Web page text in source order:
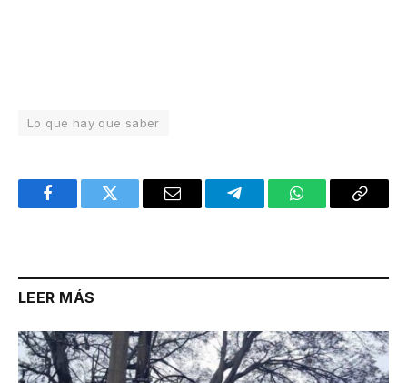
Lo que hay que saber
FacebookTwitter Email TelegramWhatsAppCopy
LEER MÁS